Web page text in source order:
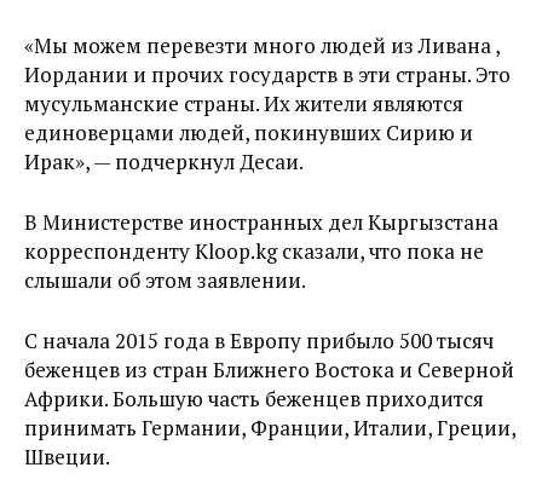
«Мы можем перевезти много людей из Ливана ,
Иордании и прочих государств в эти страны. Это
мусульманские страны. Их жители являются
единоверцами людей, покинувших Сирию и
Ирак», — подчеркнул Десаи.
В Министерстве иностранных дел Кыргызстана
корреспонденту Kloop.kg сказали, что пока не
слышали об этом заявлении.
С начала 2015 года в Европу прибыло 500 тысяч
беженцев из стран Ближнего Востока и Северной
Африки. Большую часть беженцев приходится
принимать Германии, Франции, Италии, Греции,
Швеции.